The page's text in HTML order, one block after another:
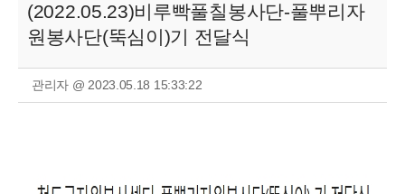
(2022.05.23)비루빡풀칠봉사단-풀뿌리자
원봉사단(뚝심이)기 전달식
관리자 @ 2023.05.18 15:33:22